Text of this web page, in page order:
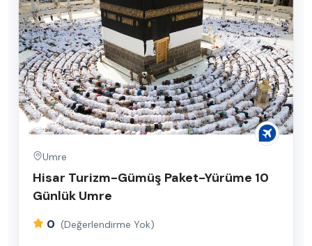
Umre
Hisar Turizm-Gümüş Paket-Yürüme 10
Günlük Umre
0 (Değerlendirme Yok)